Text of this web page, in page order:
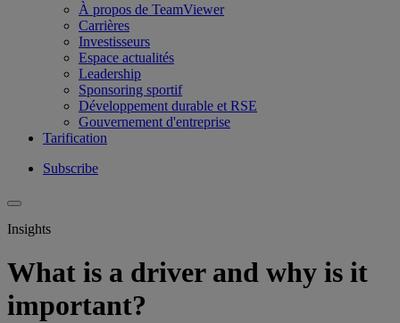
À propos de TeamViewer
Carrières
Investisseurs
Espace actualités
Leadership
Sponsoring sportif
Développement durable et RSE
Gouvernement d'entreprise
Tarification
Subscribe
Insights
What is a driver and why is it
important?